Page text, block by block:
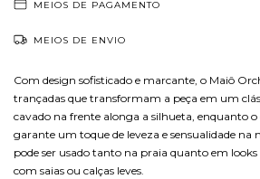
MEIOS DE PAGAMENTO
MEIOS DE ENVIO
Com design sofisticado e marcante, o Maiô
trançadas que transformam a peça em um
cavado na frente alonga a silhueta, enquanto o
garante um toque de leveza e sensualidade na
pode ser usado tanto na praia quanto em
com saias ou calças leves.